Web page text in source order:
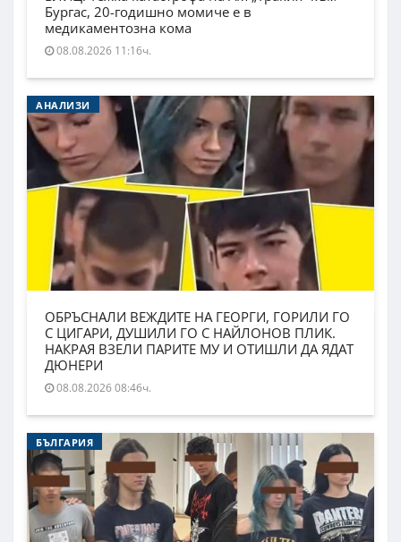
Бургас, 20-годишно момиче е в
медикаментозна кома
08.08.2026 11:16ч.
АНАЛИЗИ
ОБРЪСНАЛИ ВЕЖДИТЕ НА ГЕОРГИ, ГОРИЛИ ГО
С ЦИГАРИ, ДУШИЛИ ГО С НАЙЛОНОВ ПЛИК.
НАКРАЯ ВЗЕЛИ ПАРИТЕ МУ И ОТИШЛИ ДА ЯДАТ
ДЮНЕРИ
08.08.2026 08:46ч.
БЪЛГАРИЯ